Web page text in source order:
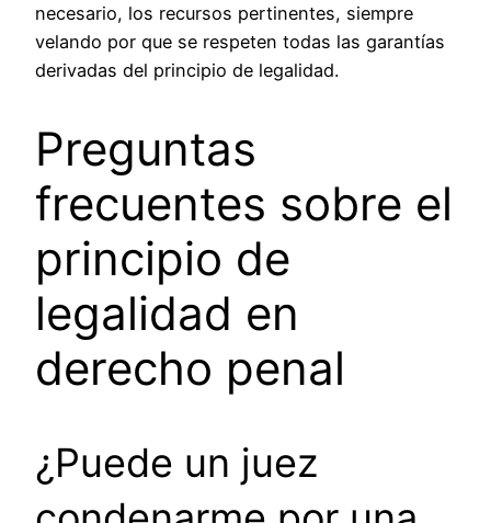
necesario, los recursos pertinentes, siempre
velando por que se respeten todas las garantías
derivadas del principio de legalidad.
Preguntas
frecuentes sobre el
principio de
legalidad en
derecho penal
¿Puede un juez